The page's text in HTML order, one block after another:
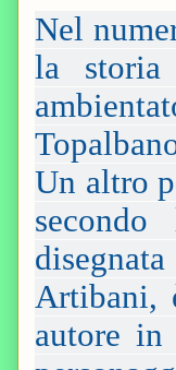
Nel
la storia
Un altro
Artibani,
autore